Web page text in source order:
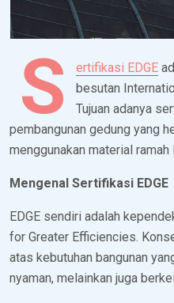
S ertifikasi EDGE
besutan
Tujuan adanya
pembangunan gedung yang
menggunakan material ramah
Mengenal Sertifikasi EDGE
EDGE sendiri adalah
for Greater Efficiencies.
atas kebutuhan bangunan
nyaman, melainkan juga